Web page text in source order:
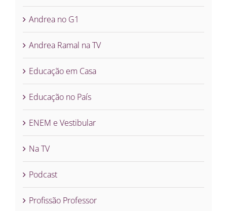
Andrea no G1
Andrea Ramal na TV
Educação em Casa
Educação no País
ENEM e Vestibular
Na TV
Podcast
Profissão Professor